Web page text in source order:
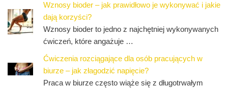
Wznosy bioder – jak prawidłowo je wykonywać i jakie
dają korzyści?
Wznosy bioder to jedno z najchętniej wykonywanych
ćwiczeń, które angażuje …
Ćwiczenia rozciągające dla osób pracujących w
biurze – jak złagodzić napięcie?
Praca w biurze często wiąże się z długotrwałym